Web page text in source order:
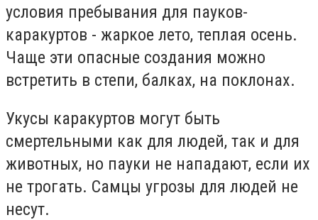
условия пребывания для пауков-
каракуртов - жаркое лето, теплая осень.
Чаще эти опасные создания можно
встретить в степи, балках, на поклонах.
Укусы каракуртов могут быть
смертельными как для людей, так и для
животных, но пауки не нападают, если их
не трогать. Самцы угрозы для людей не
несут.